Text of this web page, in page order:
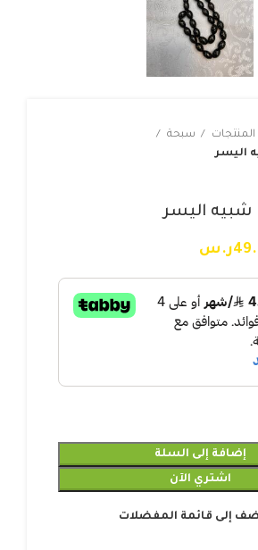
سبحة
اليسر
اليسر
ر.س
إضافة إلى السلة
اشتري الآن
إلى قائمة المفضلات